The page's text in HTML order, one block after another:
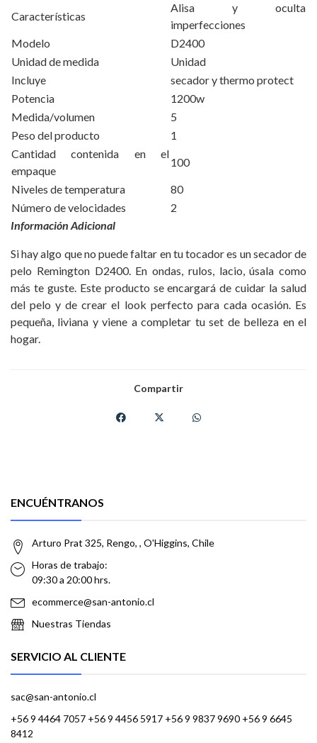
Características
Alisa y oculta
imperfecciones
Modelo
D2400
Unidad de medida
Unidad
Incluye
secador y thermo protect
Potencia
1200w
Medida/volumen
5
Peso del producto
1
Cantidad contenida en el
empaque
100
Niveles de temperatura
80
Número de velocidades
2
Información Adicional
Si hay algo que no puede faltar en tu tocador es un secador de
pelo Remington D2400. En ondas, rulos, lacio, úsala como
más te guste. Este producto se encargará de cuidar la salud
del pelo y de crear el look perfecto para cada ocasión. Es
pequeña, liviana y viene a completar tu set de belleza en el
hogar.
Compartir
ENCUÉNTRANOS
Arturo Prat 325, Rengo, , O'Higgins, Chile
Horas de trabajo:
09:30 a 20:00 hrs.
ecommerce@san-antonio.cl
Nuestras Tiendas
SERVICIO AL CLIENTE
sac@san-antonio.cl
+56 9 4464 7057 +56 9 4456 5917 +56 9 9837 9690 +56 9 6645
8412